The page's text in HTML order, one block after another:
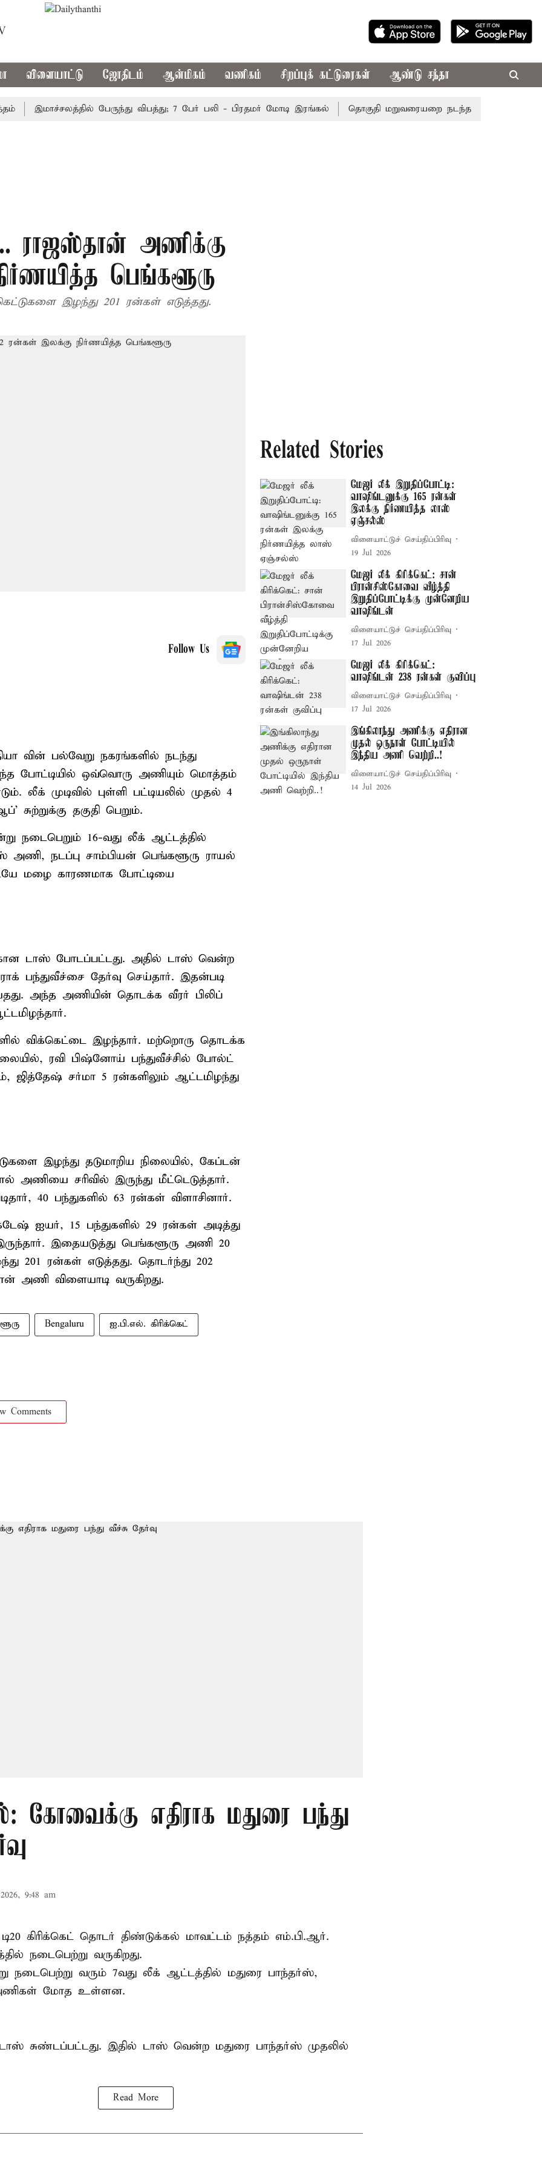
விளையாட்டு ஜோதிடம் ஆன்மிகம் வணிகம் சிறப்புக் கட்டுரைகள் ஆண்டு சந்தா
இமாச்சலத்தில் பேருந்து விபத்து; 7 பேர் பலி - பிரதமர் மோடி இரங்கல் தொகுதி மறுவரையறை நடந்தால் தமிழக
ராஜஸ்தான் அணிக்கு
பெங்களூரு
இழந்து 201 ரன்கள் எடுத்தது.
Follow Us
வின் பல்வேறு நகரங்களில் நடந்து
போட்டியில் ஒவ்வொரு அணியும் மொத்தம்
லீக் முடிவில் புள்ளி பட்டியலில் முதல் 4
தகுதி பெறும்.
நடைபெறும் 16-வது லீக் ஆட்டத்தில்
நடப்பு சாம்பியன் பெங்களூரு ராயல்
மழை காரணமாக போட்டியை
டாஸ் போடப்பட்டது. அதில் டாஸ் வென்ற
பந்துவீச்சை தேர்வு செய்தார். இதன்படி
அந்த அணியின் தொடக்க வீரர் பிலிப்
விக்கெட்டை இழந்தார். மற்றொரு தொடக்க
ரவி பிஷ்னோய் பந்துவீச்சில் போல்ட்
ஜித்தேஷ் சர்மா 5 ரன்களிலும் ஆட்டமிழந்து
இழந்து தடுமாறிய நிலையில், கேப்டன்
அணியை சரிவில் இருந்து மீட்டெடுத்தார்.
40 பந்துகளில் 63 ரன்கள் விளாசினார்.
ஐயர், 15 பந்துகளில் 29 ரன்கள் அடித்து
இதையடுத்து பெங்களூரு அணி 20
201 ரன்கள் எடுத்தது. தொடர்ந்து 202
விளையாடி வருகிறது.
Bengaluru ஐ.பி.எல். கிரிக்கெட்
Comments
Related Stories
மேஜர் லீக் இறுதிப்போட்டி:
வாஷிங்டனுக்கு 165 ரன்கள்
இலக்கு நிர்ணயித்த லாஸ்
ஏஞ்சல்ஸ்
விளையாட்டுச் செய்திப்பிரிவு
19 Jul 2026
மேஜர் லீக் கிரிக்கெட்: சான்
பிரான்சிஸ்கோவை வீழ்த்தி
இறுதிப்போட்டிக்கு முன்னேறிய
வாஷிங்டன்
விளையாட்டுச் செய்திப்பிரிவு
17 Jul 2026
மேஜர் லீக் கிரிக்கெட்:
வாஷிங்டன் 238 ரன்கள் குவிப்பு
விளையாட்டுச் செய்திப்பிரிவு
17 Jul 2026
இங்கிலாந்து அணிக்கு எதிரான
முதல் ஒருநாள் போட்டியில்
இந்திய அணி வெற்றி..!
விளையாட்டுச் செய்திப்பிரிவு
14 Jul 2026
கோவைக்கு எதிராக மதுரை பந்து
9:48 am
கிரிக்கெட் தொடர் திண்டுக்கல் மாவட்டம் நத்தம் எம்.பி.ஆர்.
நடைபெற்று வருகிறது.
நடைபெற்று வரும் 7வது லீக் ஆட்டத்தில் மதுரை பாந்தர்ஸ்,
மோத உள்ளன.
சுண்டப்பட்டது. இதில் டாஸ் வென்ற மதுரை பாந்தர்ஸ் முதலில்
Read More